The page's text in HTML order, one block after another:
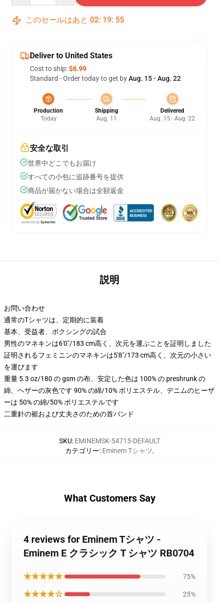
このセールはあと 02: 19: 54
Deliver to United States
Cost to ship:$6.99
Standard - Order today to get byAug. 15 - Aug. 22
Production
Today
Shipping
Aug. 11
Delivered
Aug. 15 - Aug. 22
安全な取引
世界中どこでもお届け
すべての小包に追跡番号を提供
商品が届かない場合は全額返金
説明
お問い合わせ
通常のTシャツは、定期的に装着
基本、受益者、ボクシングの試合
男性のマネキンは6'0"/183 cm高く、次元を運ぶことを証明しました
証明されるフェミニンのマネキンは5'8"/173 cm高く、次元の小さい
を運びます
重量 5.3 oz/180 の gsm の布、安定した色は 100% の preshrunk の
綿、ヘザーの灰色です 90% の綿/10% ポリエステル、デニムのヒーザ
ーは 50% の綿/50% ポリエステルです
二重針の裾および丈夫さのための首バンド
SKU: EMINEMSK-54715-DEFAULT
カテゴリー: Eminem Tシャツ,
What Customers Say
4 reviews for Eminem Tシャツ -
Eminem E クラシック T シャツ RB0704
★★★★★ 75%
★★★★☆ 25%